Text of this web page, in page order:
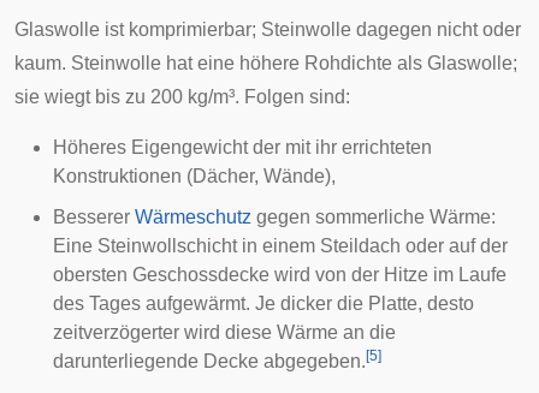
Glaswolle ist komprimierbar; Steinwolle dagegen nicht oder
kaum. Steinwolle hat eine höhere Rohdichte als Glaswolle;
sie wiegt bis zu 200 kg/m³. Folgen sind:
Höheres Eigengewicht der mit ihr errichteten
Konstruktionen (Dächer, Wände),
Besserer Wärmeschutz gegen sommerliche Wärme:
Eine Steinwollschicht in einem Steildach oder auf der
obersten Geschossdecke wird von der Hitze im Laufe
des Tages aufgewärmt. Je dicker die Platte, desto
zeitverzögerter wird diese Wärme an die
darunterliegende Decke abgegeben. [5]